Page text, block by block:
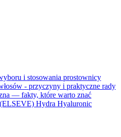
i stosowania prostownicy
- przyczyny i praktyczne rady
— fakty, które warto znać
Hydra Hyaluronic